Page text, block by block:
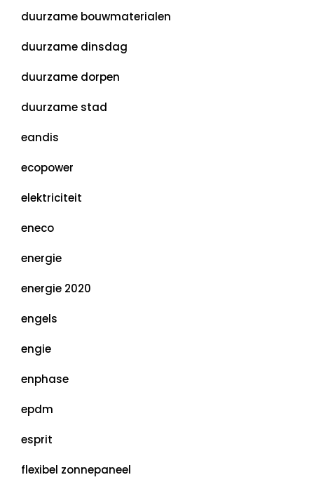
duurzame bouwmaterialen
duurzame dinsdag
duurzame dorpen
duurzame stad
eandis
ecopower
elektriciteit
eneco
energie
energie 2020
engels
engie
enphase
epdm
esprit
flexibel zonnepaneel